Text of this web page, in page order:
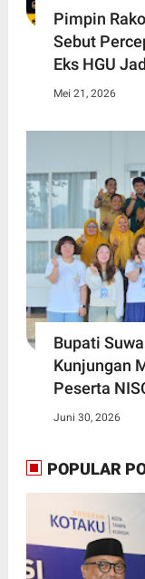
Pimpin
Sebut
Eks HGU
Mei 21, 2026
Bupati
Kunjungan
Peserta
Juni 30, 2026
POPULAR